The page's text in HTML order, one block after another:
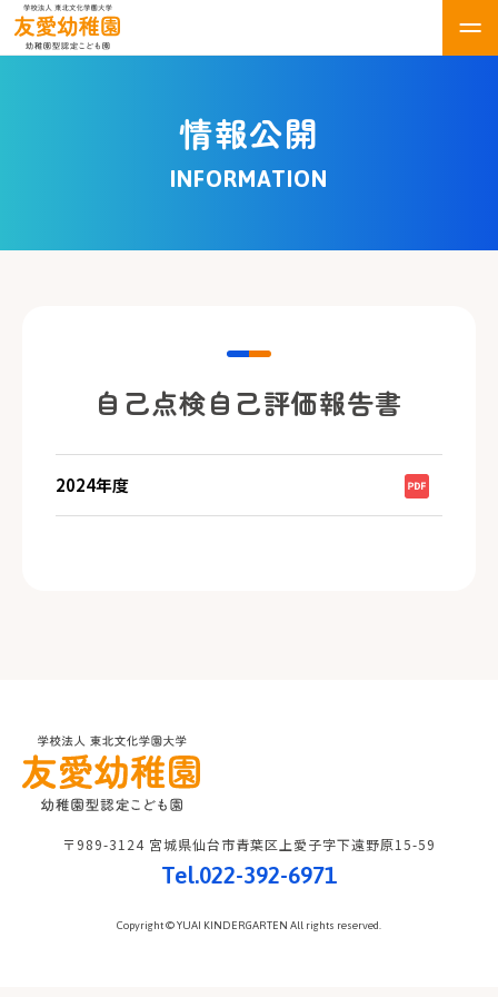
情報公開
INFORMATION
自己点検自己評価報告書
2024年度
〒989-3124 宮城県仙台市青葉区上愛子字下遠野原15-59
Tel.022-392-6971
Copyright © YUAI KINDERGARTEN All rights reserved.